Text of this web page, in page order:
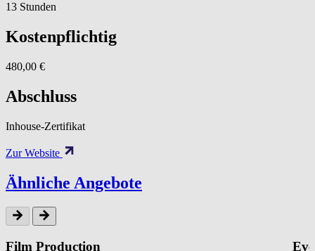
13 Stunden
Kostenpflichtig
480,00 €
Abschluss
Inhouse-Zertifikat
Zur Website
Ähnliche Angebote
Film Production